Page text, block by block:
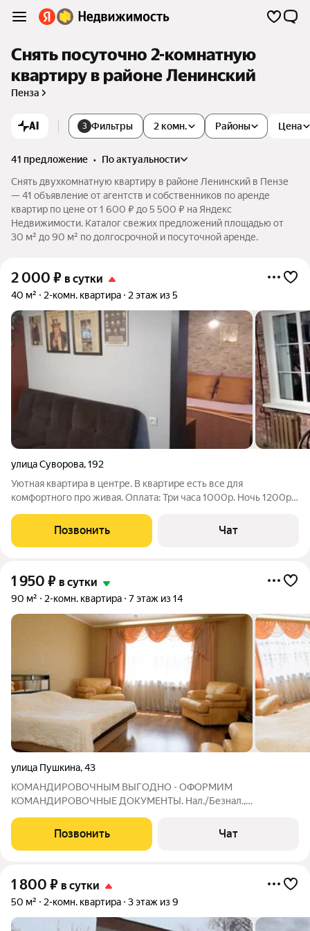
Снять посуточно 2-комнатную
квартиру в районе Ленинский
Пенза
AI 3 Фильтры Цена
2 комн. Районы
41 предложение •
по актуальности
Снять двухкомнатную квартиру в районе Ленинский в Пензе
— 41 объявление от агентств и собственников по аренде
квартир по цене от 1 600 ₽ до 5 500 ₽ на Яндекс
Недвижимости. Каталог свежих предложений площадью от
30 м² до 90 м² по долгосрочной и посуточной аренде.
2 000 ₽ в сутки
40 м² 2-комн. квартира 2 этаж из 5
улица Суворова,192
Уютная квартира в центре. В квартире есть все для
комфортного про живая. Оплата: Три часа 1000р. Ночь 1200р.
Сутки 1800 на 4-х будний день. Выходные от 2000 р. Курить
можно на балконе. Ку
Позвонить Чат
1 950 ₽ в сутки
90 м² 2-комн. квартира 7 этаж из 14
улица Пушкина,43
КОМАНДИРОВОЧНЫМ ВЫГОДНО - ОФОРМИМ
КОМАНДИРОВОЧНЫЕ ДОКУМЕНТЫ. Нал./Безнал.,
Квартира (90м2). Шесть квартир находятся в одном доме -
удобно для размещения групп гостей. Возможна оплата
Позвонить Чат
1 800 ₽ в сутки
50 м² 2-комн. квартира 3 этаж из 9